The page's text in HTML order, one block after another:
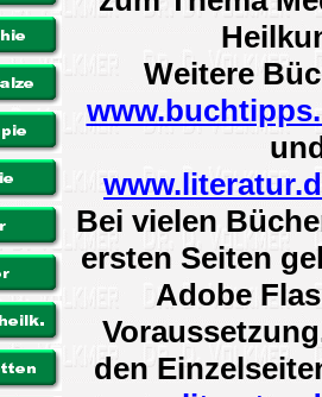
Weitere
Bei vielen
ersten Seiten
Adobe
den